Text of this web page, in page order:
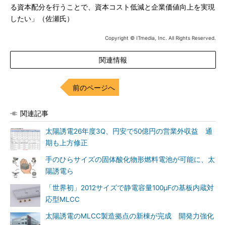
る資本配分を行うことで、資本コスト低減と企業価値向上を実現
したい」（佐瀬氏）
Copyright © ITmedia, Inc. All Rights Reserved.
関連情報
前のページへ
関連記事
太陽誘電26年度3Q、円安で50億円の営業外収益 通
期も上方修正
手のひらサイズの固体酸化物形燃料電池が可能に、太
陽誘電ら
「世界初」2012サイズで静電容量100μFの基板内蔵対
応型MLCC
太陽誘電のMLCC製造拠点の新棟が完成 開発力強化